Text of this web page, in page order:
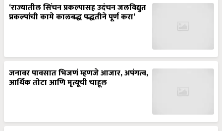
‘राज्यातील सिंचन प्रकल्पासह उदंचन जलविद्युत
प्रकल्पांची कामे कालबद्ध पद्धतीने पूर्ण करा’
जनावर पावसात भिजणं म्हणजे आजार, अपंगत्व,
आर्थिक तोटा आणि मृत्यूची चाहूल